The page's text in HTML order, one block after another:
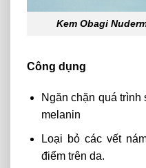
Kem Obagi
Công dụng
Ngăn chặn quá
melanin
Loại bỏ các vết
điểm trên da.